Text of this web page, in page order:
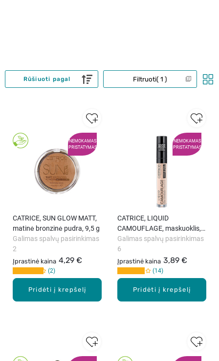
Filtruoti 1
Rūšiuoti pagal
NEMOKAMAS
PRISTATYMAS
Pridėti į krepšelį
CATRICE, SUN GLOW MATT,
matinė bronzinė pudra, 9,5 g
Įprastinė kaina 4,29 €
Galimas spalvų pasirinkimas
2
2
NEMOKAMAS
PRISTATYMAS
Pridėti į krepšelį
CATRICE, LIQUID
CAMOUFLAGE, maskuoklis,
4,5 g
Įprastinė kaina 3,89 €
Galimas spalvų pasirinkimas
6
14